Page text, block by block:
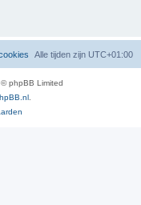
Alle tijden zijn UTC+01:00
phpBB Limited